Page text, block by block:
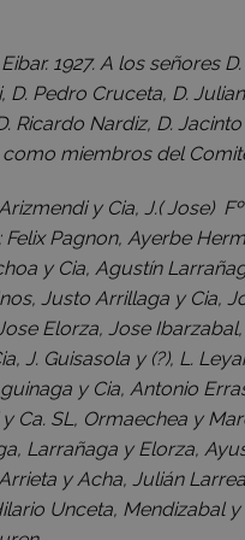
1927. A los señores
Pedro Cruceta, D.
Ricardo Nardiz, D.
miembros del
y Cia, J.( Jose)
Pagnon, Ayerbe
y Cia, Agustín
Justo Arrillaga y Cia,
Elorza, Jose
J. Guisasola y (?), L.
y Cia, Antonio
Ca. SL, Ormaechea y
Larrañaga y Elorza,
y Acha, Julián
Unceta, Mendizabal